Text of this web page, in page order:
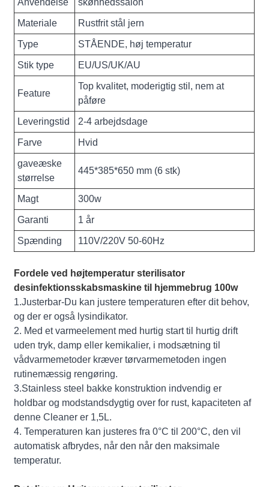
Anvendelse skønhedssalon
Materiale Rustfrit stål jern
Type STÅENDE, høj temperatur
Stik type EU/US/UK/AU
Feature
Top kvalitet, moderigtig stil, nem at
påføre
Leveringstid 2-4 arbejdsdage
Farve Hvid
gaveæske
størrelse
445*385*650 mm (6 stk)
Magt 300w
Garanti 1 år
Spænding 110V/220V 50-60Hz
Fordele ved højtemperatur sterilisator
desinfektionsskabsmaskine til hjemmebrug 100w
1.Justerbar-Du kan justere temperaturen efter dit behov,
og der er også lysindikator.
2. Med et varmeelement med hurtig start til hurtig drift
uden tryk, damp eller kemikalier, i modsætning til
vådvarmemetoder kræver tørvarmemetoden ingen
rutinemæssig rengøring.
3.Stainless steel bakke konstruktion indvendig er
holdbar og modstandsdygtig over for rust, kapaciteten af ​​
denne Cleaner er 1,5L.
4. Temperaturen kan justeres fra 0°C til 200°C, den vil
automatisk afbrydes, når den når den maksimale
temperatur.